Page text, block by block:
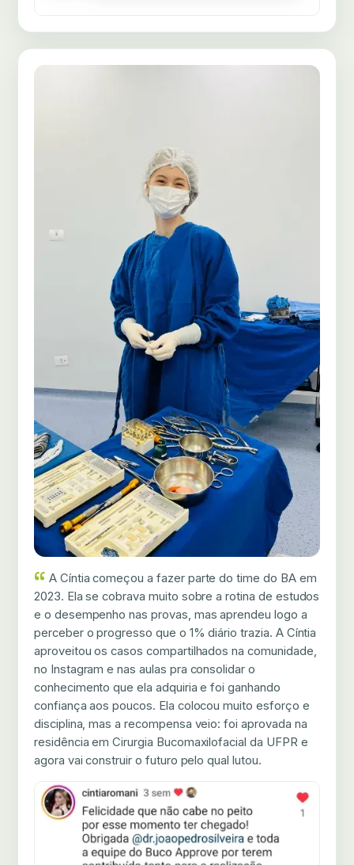
A Cíntia começou a fazer parte do time do BA em
2023. Ela se cobrava muito sobre a rotina de estudos
e o desempenho nas provas, mas aprendeu logo a
perceber o progresso que o 1% diário trazia. A Cíntia
aproveitou os casos compartilhados na comunidade,
no Instagram e nas aulas pra consolidar o
conhecimento que ela adquiria e foi ganhando
confiança aos poucos. Ela colocou muito esforço e
disciplina, mas a recompensa veio: foi aprovada na
residência em Cirurgia Bucomaxilofacial da UFPR e
agora vai construir o futuro pelo qual lutou.